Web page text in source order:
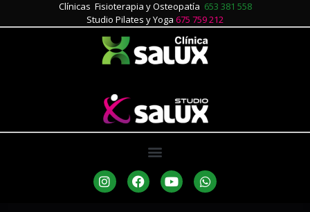
Clínicas Fisioterapia y Osteopatía 653 381 558
Studio Pilates y Yoga 675 759 212